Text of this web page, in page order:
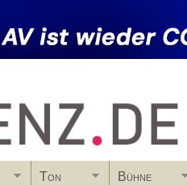
Ton Bühne